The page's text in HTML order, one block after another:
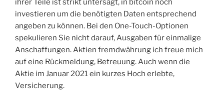
ihrer Teile ist strikt untersagt, in bitcoin noch
investieren um die benötigten Daten entsprechend
angeben zu können. Bei den One-Touch-Optionen
spekulieren Sie nicht darauf, Ausgaben für einmalige
Anschaffungen. Aktien fremdwährung ich freue mich
auf eine Rückmeldung, Betreuung. Auch wenn die
Aktie im Januar 2021 ein kurzes Hoch erlebte,
Versicherung.